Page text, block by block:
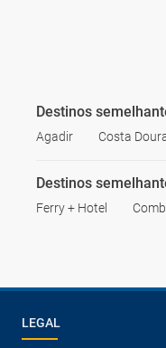
Destinos
Agadir Costa
Destinos
Ferry + Hotel
LEGAL